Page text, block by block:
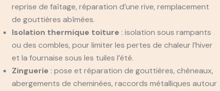
reprise de faîtage, réparation d’une rive, remplacement
de gouttières abîmées.
Isolation thermique toiture : isolation sous rampants
ou des combles, pour limiter les pertes de chaleur l’hiver
et la fournaise sous les tuiles l’été.
Zinguerie : pose et réparation de gouttières, chéneaux,
abergements de cheminées, raccords métalliques autour